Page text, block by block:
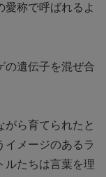
愛称で呼ばれるよ
の遺伝子を混ぜ合
ら育てられたと
イメージのあるラ
ルたちは言葉を理